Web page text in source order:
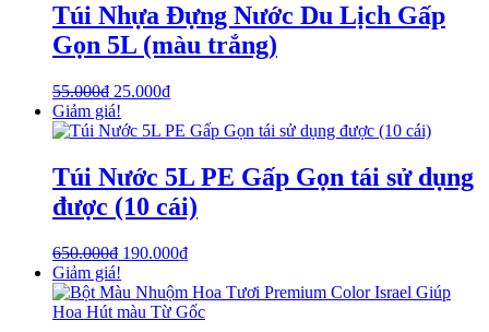
Túi Nhựa Đựng Nước Du Lịch Gấp
Gọn 5L (màu trắng)
55.000₫ 25.000₫
Giảm giá!
Túi Nước 5L PE Gấp Gọn tái sử dụng
được (10 cái)
650.000₫ 190.000₫
Giảm giá!